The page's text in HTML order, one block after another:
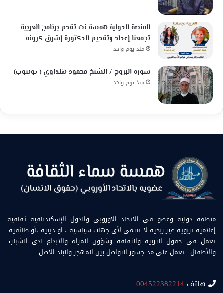
المنصة الدولية همسة نت تقدم برنامج العربية
تجمعنا إعداد وتقديم الدكتورة إشرق كرونه
منذ يوم واحد
سورة البروج / الشيخ محمود هنداوي ( يوتيوب)
منذ يوم واحد
منظمة دولية وعضو في الاتحاد الاوروبي والدول الإسكندنافية ثقافية
إعلامية تربوية غير ربحية لا تنتمي لأي جهات سياسية ، او دينية ،أو طائفية.
تعمل في حقول التربية والثقافة وشؤون المراة والابداع لدى الشباب.
والأطفال . تعمل على مد جسور التواصل بين المهجر والبلد الاصل.
هاتف 004522382214